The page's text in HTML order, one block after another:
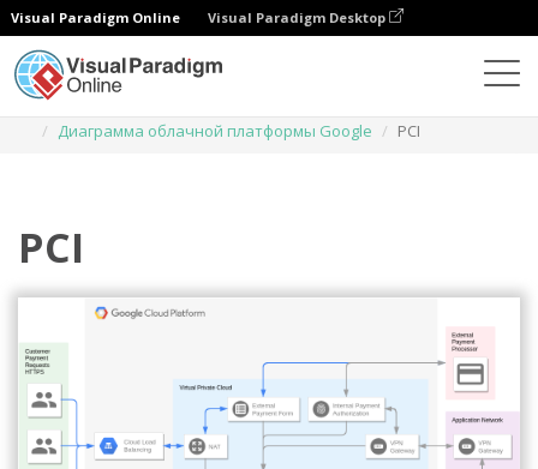
Visual Paradigm Online Visual Paradigm Desktop
Диаграмма облачной платформы Google
PCI
PCI